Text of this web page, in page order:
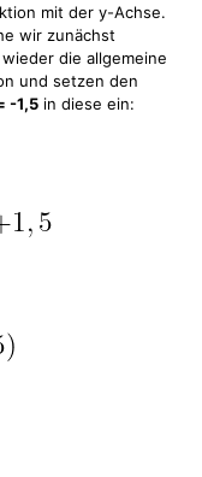
mit der y-Achse.
wir zunächst
die allgemeine
und setzen den
-1,5 in diese ein: